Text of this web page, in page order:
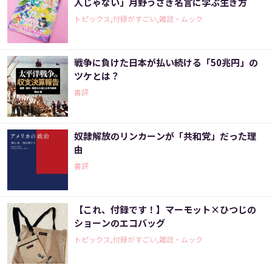
トピックス,付録がすごい,雑誌・ムック
戦争に負けた日本が払い続ける「50兆円」の
ツケとは？
書評
奴隷解放のリンカーンが「共和党」だった理
由
書評
【これ、付録です！】マーモット×ひつじの
ショーンのエコバッグ
トピックス,付録がすごい,雑誌・ムック